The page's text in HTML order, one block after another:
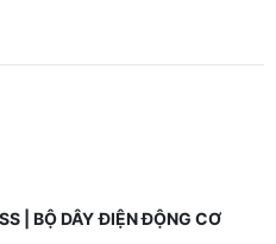
| BỘ DÂY ĐIỆN ĐỘNG CƠ